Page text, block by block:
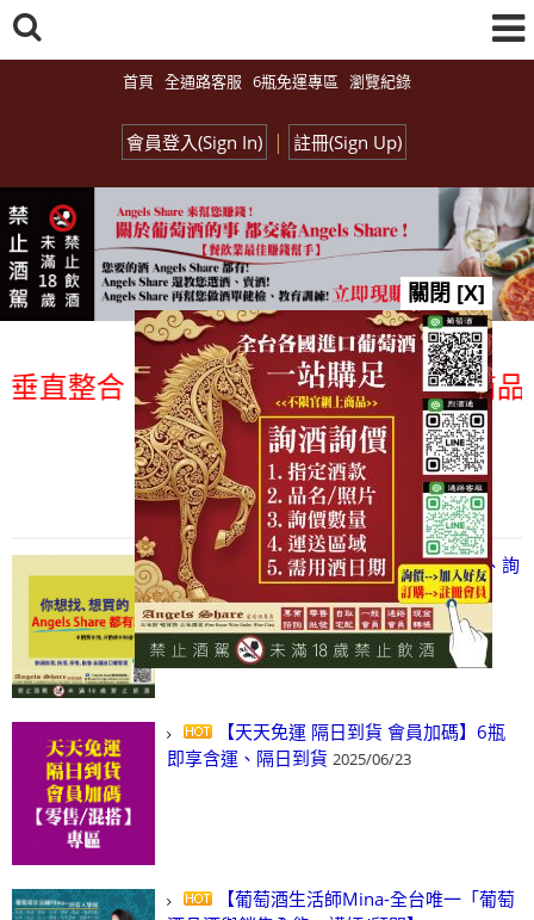
首頁 全通路客服 6瓶免運專區 瀏覽紀錄
會員登入(Sign In) | 註冊(Sign Up)
合、一次購足」各國進口酒類商品 專
總覽-促銷&活動
all events
【凡酒問Angels Share】線上選酒、詢
(尋)酒、詢價、零售、批發，看這裡!
2024/03/01
【天天免運 隔日到貨 會員加碼】6瓶
即享含運、隔日到貨 2025/06/23
【葡萄酒生活師Mina-全台唯一「葡萄
關閉 [X]